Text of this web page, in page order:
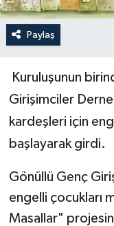
Paylaş
Kuruluşunun
Girişimciler
kardeşleri için
başlayarak girdi.
Gönüllü Genç
engelli çocukları
Masallar"